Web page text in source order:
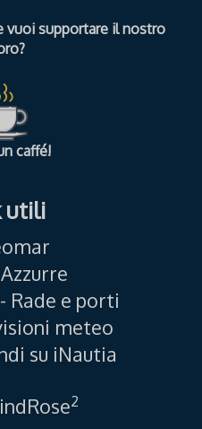
vuoi supportare il nostro
caffé!
utili
Rade e porti
meteo
su iNautia
2